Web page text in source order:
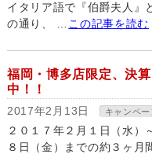
イタリア語で『伯爵夫人』
の通り、 …
この記事を読む
福岡・博多店限定、決
中！！
2017年2月13日 キャンペ
２０１７年２月１日（水）
８日（金）までの約３ヶ月